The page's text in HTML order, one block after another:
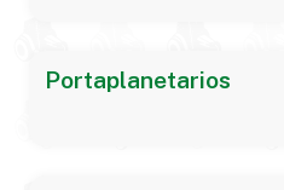
Portaplanetarios